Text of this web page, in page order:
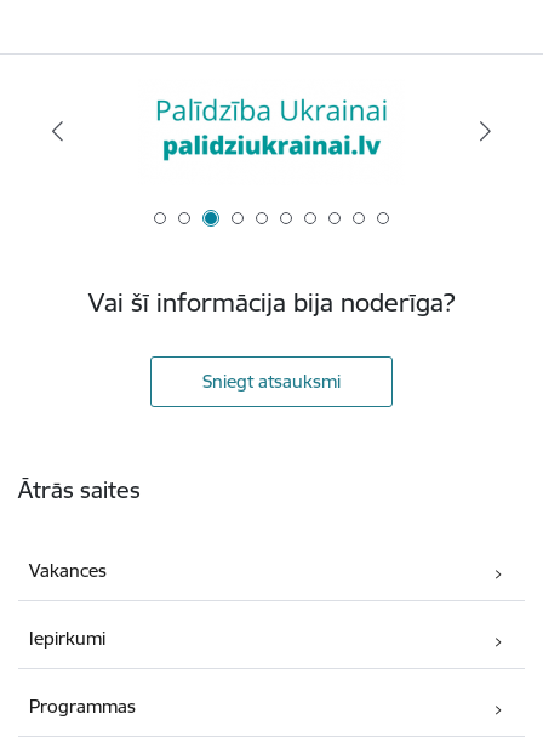
Vai šī informācija bija noderīga?
Sniegt atsauksmi
Ātrās saites
Vakances
Iepirkumi
Programmas